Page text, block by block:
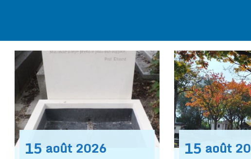
15 août 2026 15 août